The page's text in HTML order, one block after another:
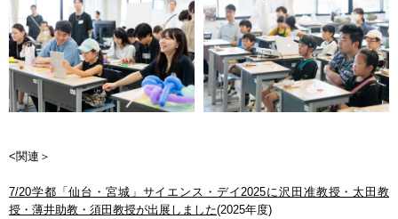
<関連＞
7/20学都「仙台・宮城」サイエンス・デイ2025に沢田准教授・太田教
授・薄井助教・須田教授が出展しました(2025年度)